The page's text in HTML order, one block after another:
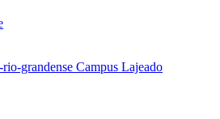
grandense Campus Lajeado